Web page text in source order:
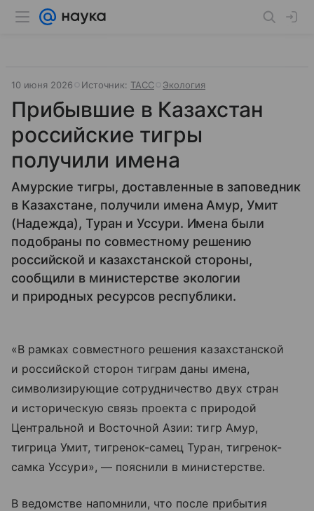
10 июня 2026 Источник: ТАСС Экология
Прибывшие в Казахстан
российские тигры
получили имена
Амурские тигры, доставленные в заповедник
в Казахстане, получили имена Амур, Умит
(Надежда), Туран и Уссури. Имена были
подобраны по совместному решению
российской и казахстанской стороны,
сообщили в министерстве экологии
и природных ресурсов республики.
«В рамках совместного решения казахстанской
и российской сторон тиграм даны имена,
символизирующие сотрудничество двух стран
и историческую связь проекта с природой
Центральной и Восточной Азии: тигр Амур,
тигрица Умит, тигренок-самец Туран, тигренок-
самка Уссури», — пояснили в министерстве.
В ведомстве напомнили, что после прибытия